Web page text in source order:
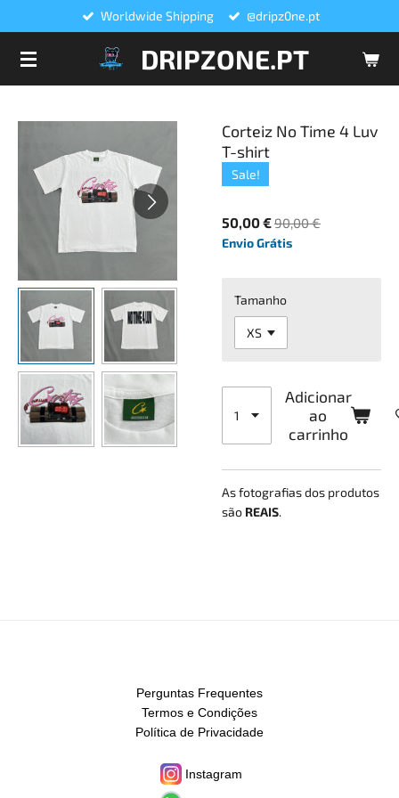
DRIPZONE.PT
Worldwide Shipping @dripz0ne.pt
Corteiz No Time 4 Luv
T-shirt
Sale!
50,00 €90,00 €
Envio Grátis
Tamanho
Adicionar
ao
carrinho
As fotografias dos produtos
são REAIS.
Perguntas Frequentes
Termos e Condições
Política de Privacidade
Instagram